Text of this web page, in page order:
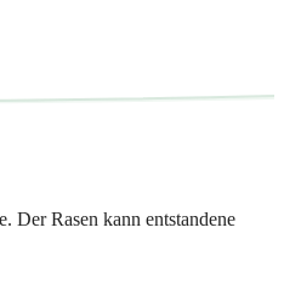
Der Rasen kann entstandene